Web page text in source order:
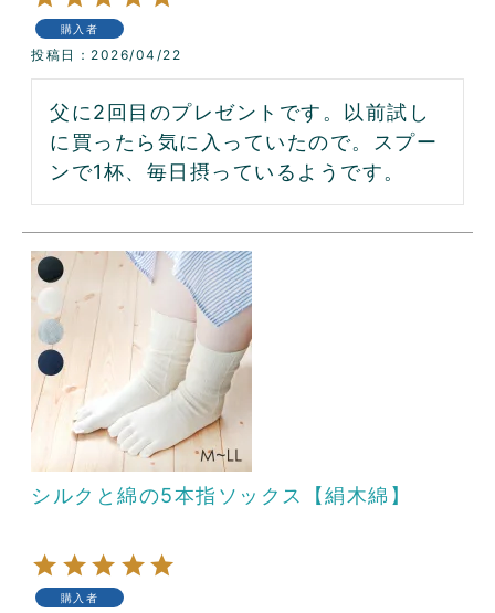
購入者
投稿日 2026/04/22
父に2回目のプレゼントです。以前試し
に買ったら気に入っていたので。スプー
ンで1杯、毎日摂っているようです。
シルクと綿の5本指ソックス【絹木綿】
購入者